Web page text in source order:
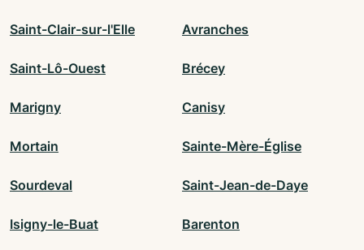
Saint-Clair-sur-l'Elle Avranches
Saint-Lô-Ouest Brécey
Marigny Canisy
Mortain Sainte-Mère-Église
Sourdeval Saint-Jean-de-Daye
Isigny-le-Buat Barenton